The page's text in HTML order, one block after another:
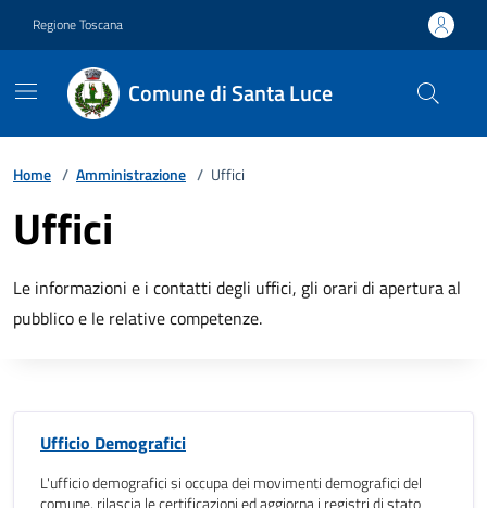
Regione Toscana
Comune di Santa Luce
Home / Amministrazione / Uffici
Uffici
Le informazioni e i contatti degli uffici, gli orari di apertura al
pubblico e le relative competenze.
Ufficio Demografici
L'ufficio demografici si occupa dei movimenti demografici del